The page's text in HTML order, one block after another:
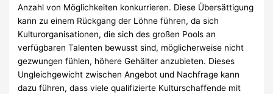
Anzahl von Möglichkeiten konkurrieren. Diese Übersättigung
kann zu einem Rückgang der Löhne führen, da sich
Kulturorganisationen, die sich des großen Pools an
verfügbaren Talenten bewusst sind, möglicherweise nicht
gezwungen fühlen, höhere Gehälter anzubieten. Dieses
Ungleichgewicht zwischen Angebot und Nachfrage kann
dazu führen, dass viele qualifizierte Kulturschaffende mit